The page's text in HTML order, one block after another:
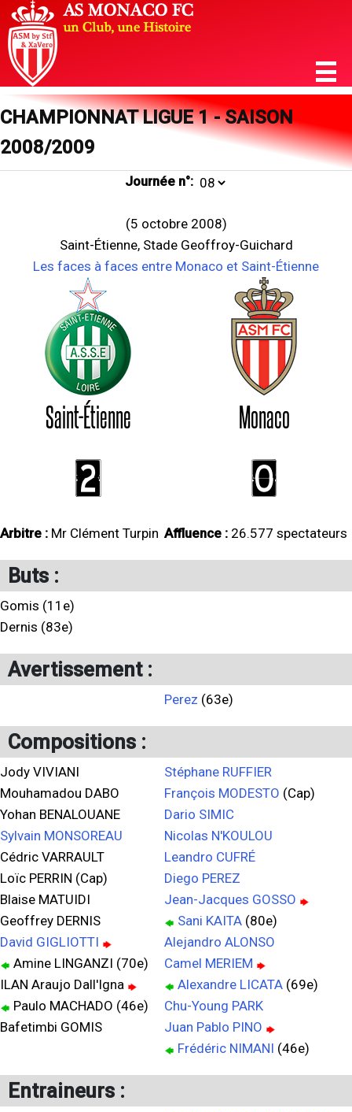
CHAMPIONNAT LIGUE 1 - SAISON
2008/2009
Journée n°:
(5 octobre 2008)
Saint-Étienne, Stade Geoffroy-Guichard
Les faces à faces entre Monaco et Saint-Étienne
Saint-Étienne Monaco
2 0
Arbitre : Mr Clément Turpin Affluence : 26.577 spectateurs
Buts :
Gomis (11e)
Dernis (83e)
Avertissement :
Perez (63e)
Compositions :
Jody VIVIANI
Mouhamadou DABO
Yohan BENALOUANE
Sylvain MONSOREAU
Cédric VARRAULT
Loïc PERRIN (Cap)
Blaise MATUIDI
Geoffrey DERNIS
David GIGLIOTTI
Amine LINGANZI (70e)
ILAN Araujo Dall'Igna
Paulo MACHADO (46e)
Bafetimbi GOMIS
Stéphane RUFFIER
François MODESTO (Cap)
Dario SIMIC
Nicolas N'KOULOU
Leandro CUFRÉ
Diego PEREZ
Jean-Jacques GOSSO
Sani KAITA(80e)
Alejandro ALONSO
Camel MERIEM
Alexandre LICATA(69e)
Chu-Young PARK
Juan Pablo PINO
Frédéric NIMANI (46e)
Entraineurs :